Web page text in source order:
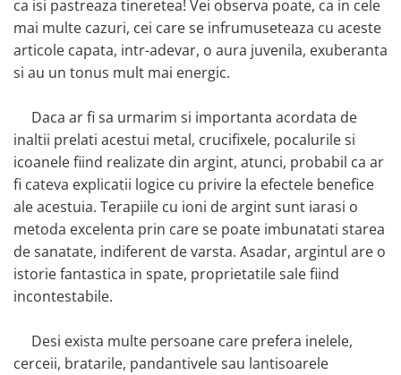
ca isi pastreaza tineretea! Vei observa poate, ca in cele
mai multe cazuri, cei care se infrumuseteaza cu aceste
articole capata, intr-adevar, o aura juvenila, exuberanta
si au un tonus mult mai energic.
Daca ar fi sa urmarim si importanta acordata de
inaltii prelati acestui metal, crucifixele, pocalurile si
icoanele fiind realizate din argint, atunci, probabil ca ar
fi cateva explicatii logice cu privire la efectele benefice
ale acestuia. Terapiile cu ioni de argint sunt iarasi o
metoda excelenta prin care se poate imbunatati starea
de sanatate, indiferent de varsta. Asadar, argintul are o
istorie fantastica in spate, proprietatile sale fiind
incontestabile.
Desi exista multe persoane care prefera inelele,
cerceii, bratarile, pandantivele sau lantisoarele